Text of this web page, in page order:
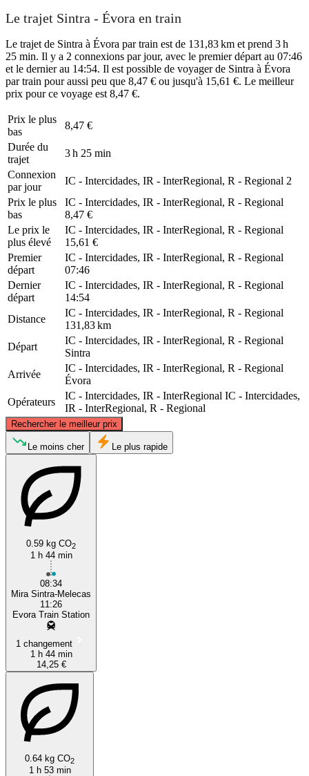
Le trajet Sintra - Évora en train
Le trajet de Sintra à Évora par train est de 131,83 km et prend 3 h
25 min. Il y a 2 connexions par jour, avec le premier départ au 07:46
et le dernier au 14:54. Il est possible de voyager de Sintra à Évora
par train pour aussi peu que 8,47 € ou jusqu'à 15,61 €. Le meilleur
prix pour ce voyage est 8,47 €.
Prix ​​le plus
bas
8,47 €
Durée du
trajet
3 h 25 min
Connexion
par jour
IC - Intercidades, IR - InterRegional, R - Regional 2
Prix ​​le plus
bas
IC - Intercidades, IR - InterRegional, R - Regional
8,47 €
Le prix le
plus élevé
IC - Intercidades, IR - InterRegional, R - Regional
15,61 €
Premier
départ
IC - Intercidades, IR - InterRegional, R - Regional
07:46
Dernier
départ
IC - Intercidades, IR - InterRegional, R - Regional
14:54
Distance
IC - Intercidades, IR - InterRegional, R - Regional
131,83 km
Départ
IC - Intercidades, IR - InterRegional, R - Regional
Sintra
Arrivée
IC - Intercidades, IR - InterRegional, R - Regional
Évora
Opérateurs
IC - Intercidades, IR - InterRegional IC - Intercidades,
IR - InterRegional, R - Regional
Rechercher le meilleur prix
Sintra Municipality
© CARTO, ©OpenStreetMap
Le moins cher Le plus rapide
0.59 kg CO2
1 h 44 min
08:34
Mira Sintra-Melecas
11:26
Evora Train Station
1 changement
1 h 44 min
14,25 €
0.64 kg CO2
1 h 53 min